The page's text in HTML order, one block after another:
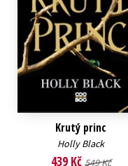
Krutý princ
Holly Black
439 Kč 549 Kč